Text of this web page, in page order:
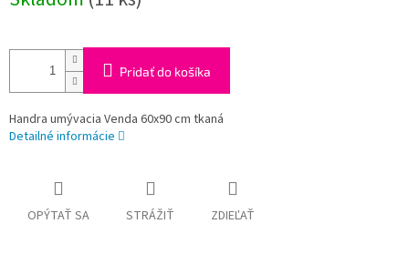
Pridať do košíka
Handra umývacia Venda 60x90 cm tkaná
Detailné informácie
OPÝTAŤ SA STRÁŽIŤ ZDIEĽAŤ